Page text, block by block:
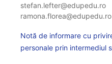
stefan.lefter@edupedu.ro
ramona.florea@edupedu.ro
Notă de informare cu
personale prin intermediul